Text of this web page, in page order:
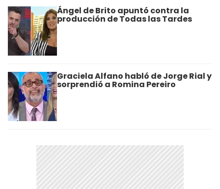
Ángel de Brito apuntó contra la
producción de Todas las Tardes
Graciela Alfano habló de Jorge Rial y
sorprendió a Romina Pereiro